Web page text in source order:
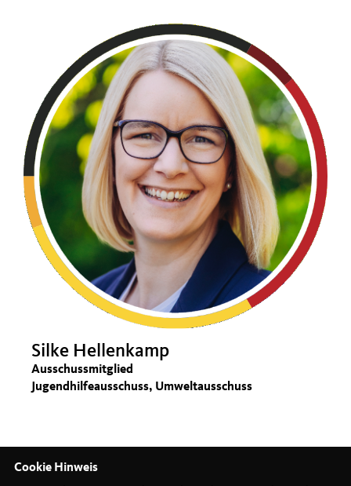
Silke Hellenkamp
Ausschussmitglied
Jugendhilfeausschuss, Umweltausschuss
Cookie Hinweis